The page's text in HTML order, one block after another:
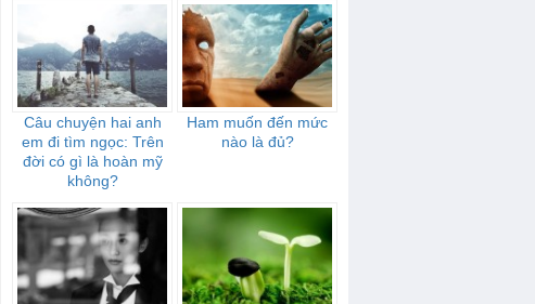
Câu chuyện hai anh
em đi tìm ngọc: Trên
đời có gì là hoàn mỹ
không?
Ham muốn đến mức
nào là đủ?